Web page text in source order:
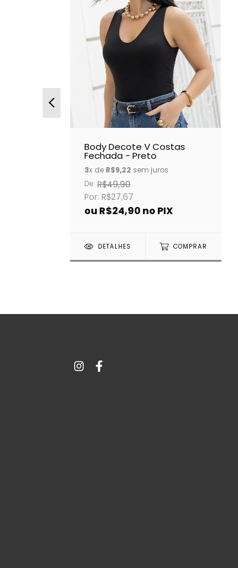
Body Decote V Costas
Fechada - Preto
3x de R$9,22 sem juros
De: R$49,90
Por: R$27,67
ou R$24,90 no PIX
DETALHES COMPRAR